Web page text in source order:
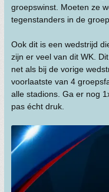
groepswinst. Moeten ze
tegenstanders in de groep.
Ook dit is een wedstrijd
zijn er veel van dit WK.
net als bij de vorige
voorlaatste van 4
alle stadions. Ga er nog
pas écht druk.